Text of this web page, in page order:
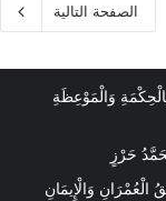
الصفحة التالية
وَالْمَوْعِظَةِ
حَرْزٍ
وَالْإِيمَانِ